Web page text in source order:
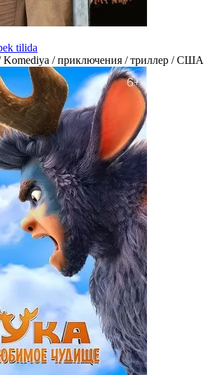
tilida
Komediya / приключения / триллер / США